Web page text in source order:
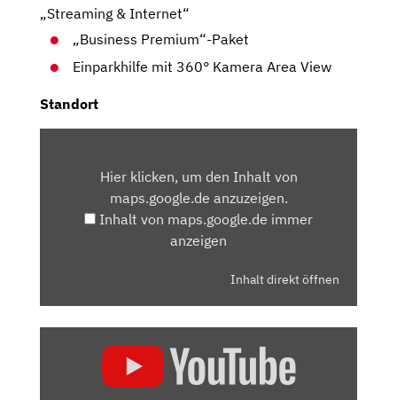
„Streaming & Internet“
„Business Premium“-Paket
Einparkhilfe mit 360° Kamera Area View
Standort
MAPS.GOOGLE.DEHier klicken, um den Inhalt von
maps.google.de anzuzeigen.
Inhalt von maps.google.de immer
anzeigen
Inhalt direkt öffnen
VOLKSWAGEN